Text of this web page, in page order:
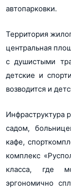
автопарковки.
Территория
центральная
с душистыми
детские и
возводится и
Инфраструктура
садом,
кафе,
комплекс
класса, где
эргономично